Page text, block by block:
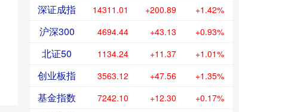
深证成指 14311.01 +200.89 +1.42%
沪深300 4694.44 +43.13 +0.93%
北证50 1134.24 +11.37 +1.01%
创业板指 3563.12 +47.56 +1.35%
基金指数 7242.10 +12.30 +0.17%